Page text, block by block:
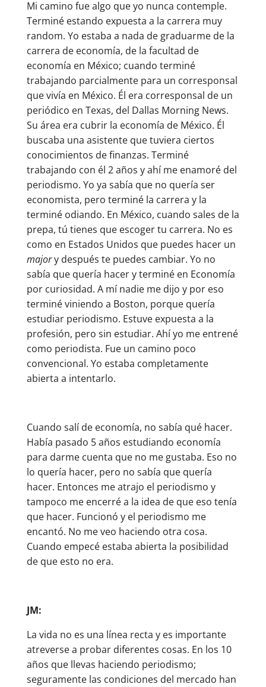
Mi camino fue algo que yo nunca contemple.
Terminé estando expuesta a la carrera muy
random. Yo estaba a nada de graduarme de la
carrera de economía, de la facultad de
economía en México; cuando terminé
trabajando parcialmente para un corresponsal
que vivía en México. Él era corresponsal de un
periódico en Texas, del Dallas Morning News.
Su área era cubrir la economía de México. Él
buscaba una asistente que tuviera ciertos
conocimientos de finanzas. Terminé
trabajando con él 2 años y ahí me enamoré del
periodismo. Yo ya sabía que no quería ser
economista, pero terminé la carrera y la
terminé odiando. En México, cuando sales de la
prepa, tú tienes que escoger tu carrera. No es
como en Estados Unidos que puedes hacer un
majory después te puedes cambiar. Yo no
sabía que quería hacer y terminé en Economía
por curiosidad. A mí nadie me dijo y por eso
terminé viniendo a Boston, porque quería
estudiar periodismo. Estuve expuesta a la
profesión, pero sin estudiar. Ahí yo me entrené
como periodista. Fue un camino poco
convencional. Yo estaba completamente
abierta a intentarlo.
Cuando salí de economía, no sabía qué hacer.
Había pasado 5 años estudiando economía
para darme cuenta que no me gustaba. Eso no
lo quería hacer, pero no sabía que quería
hacer. Entonces me atrajo el periodismo y
tampoco me encerré a la idea de que eso tenía
que hacer. Funcionó y el periodismo me
encantó. No me veo haciendo otra cosa.
Cuando empecé estaba abierta la posibilidad
de que esto no era.
JM:
La vida no es una línea recta y es importante
atreverse a probar diferentes cosas. En los 10
años que llevas haciendo periodismo;
seguramente las condiciones del mercado han